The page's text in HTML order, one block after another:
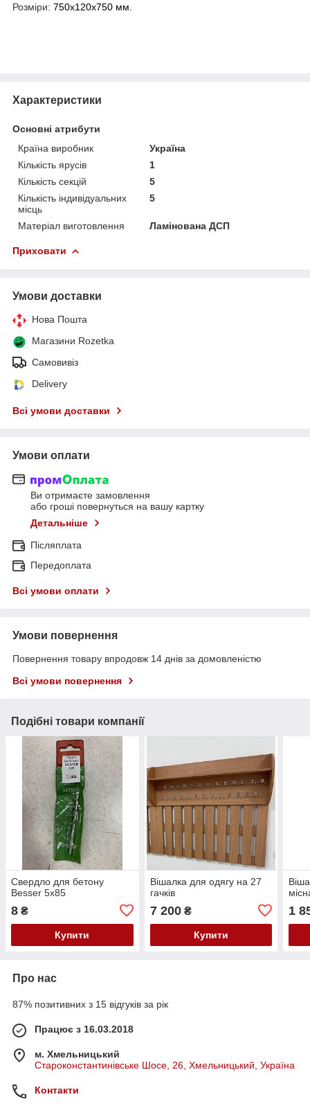
Розміри: 750х120х750 мм.
Характеристики
Основні атрибути
Країна виробник
Україна
Кількість ярусів
1
Кількість секцій
5
Кількість індивідуальних
місць
5
Матеріал виготовлення Ламінована ДСП
Приховати
Умови доставки
Нова Пошта
Магазини Rozetka
Самовивіз
Delivery
Всі умови доставки
Умови оплати
Ви отримаєте замовлення
або гроші повернуться на вашу картку
Детальніше
Післяплата
Передоплата
Всі умови оплати
Умови повернення
Повернення товару впродовж 14 днів за домовленістю
Всі умови повернення
Подібні товари компанії
Свердло для бетону
Besser 5x85
8 ₴
Купити
Вішалка для одягу на 27
гачків
7 200₴
Купити
1
Про нас
87% позитивних з 15 відгуків за рік
Працює з 16.03.2018
м. Хмельницький
Староконстантинівське Шосе, 26, Хмельницький, Україна
Контакти